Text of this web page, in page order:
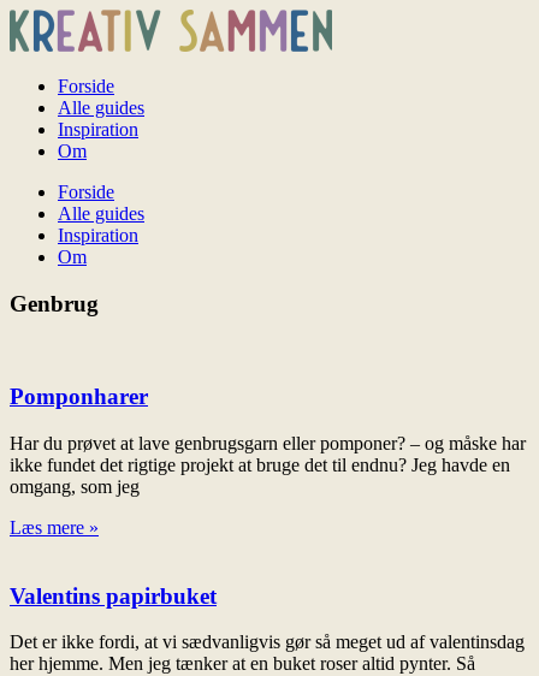
Forside
Alle guides
Inspiration
Om
Forside
Alle guides
Inspiration
Om
Genbrug
Pomponharer
Har du prøvet at lave genbrugsgarn eller pomponer? – og måske har
ikke fundet det rigtige projekt at bruge det til endnu? Jeg havde en
omgang, som jeg
Læs mere »
Valentins papirbuket
Det er ikke fordi, at vi sædvanligvis gør så meget ud af valentinsdag
her hjemme. Men jeg tænker at en buket roser altid pynter. Så